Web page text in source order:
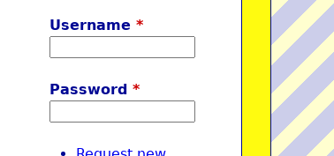
Username*
Password*